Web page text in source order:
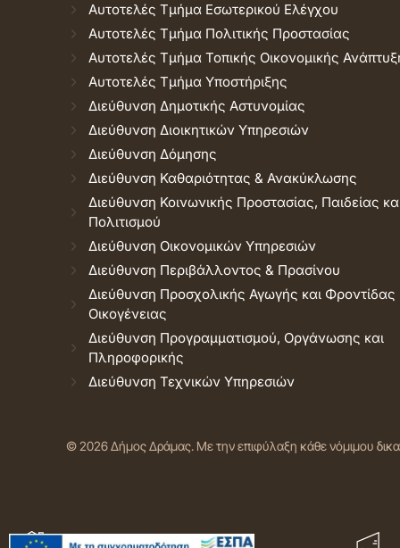
Αυτοτελές Τμήμα Εσωτερικού Ελέγχου
Αυτοτελές Τμήμα Πολιτικής Προστασίας
Αυτοτελές Τμήμα Τοπικής Οικονομικής
Αυτοτελές Τμήμα Υποστήριξης
Διεύθυνση Δημοτικής Αστυνομίας
Διεύθυνση Διοικητικών Υπηρεσιών
Διεύθυνση Δόμησης
Διεύθυνση Καθαριότητας & Ανακύκλωσης
Διεύθυνση Κοινωνικής Προστασίας, Παιδείας
Πολιτισμού
Διεύθυνση Οικονομικών Υπηρεσιών
Διεύθυνση Περιβάλλοντος & Πρασίνου
Διεύθυνση Προσχολικής Αγωγής και Φροντίδας
Οικογένειας
Διεύθυνση Προγραμματισμού, Οργάνωσης και
Πληροφορικής
Διεύθυνση Τεχνικών Υπηρεσιών
© 2026 Δήμος Δράμας. Με την επιφύλαξη κάθε νόμιμου